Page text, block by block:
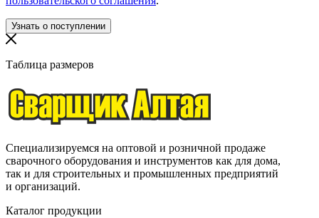
Таблица размеров
Специализируемся на оптовой и розничной продаже
сварочного оборудования и инструментов как для дома,
так и для строительных и промышленных предприятий
и организаций.
Каталог продукции